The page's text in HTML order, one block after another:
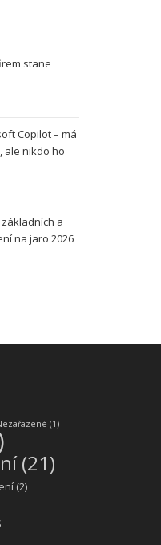
stane
Copilot – má
ale nikdo ho
a
na jaro 2026
(1)
(21)
(2)